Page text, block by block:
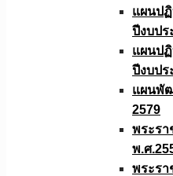
แผนป
ปีงบป
แผนป
ปีงบป
แผนพั
2579
พระร
พ.ศ
พระร